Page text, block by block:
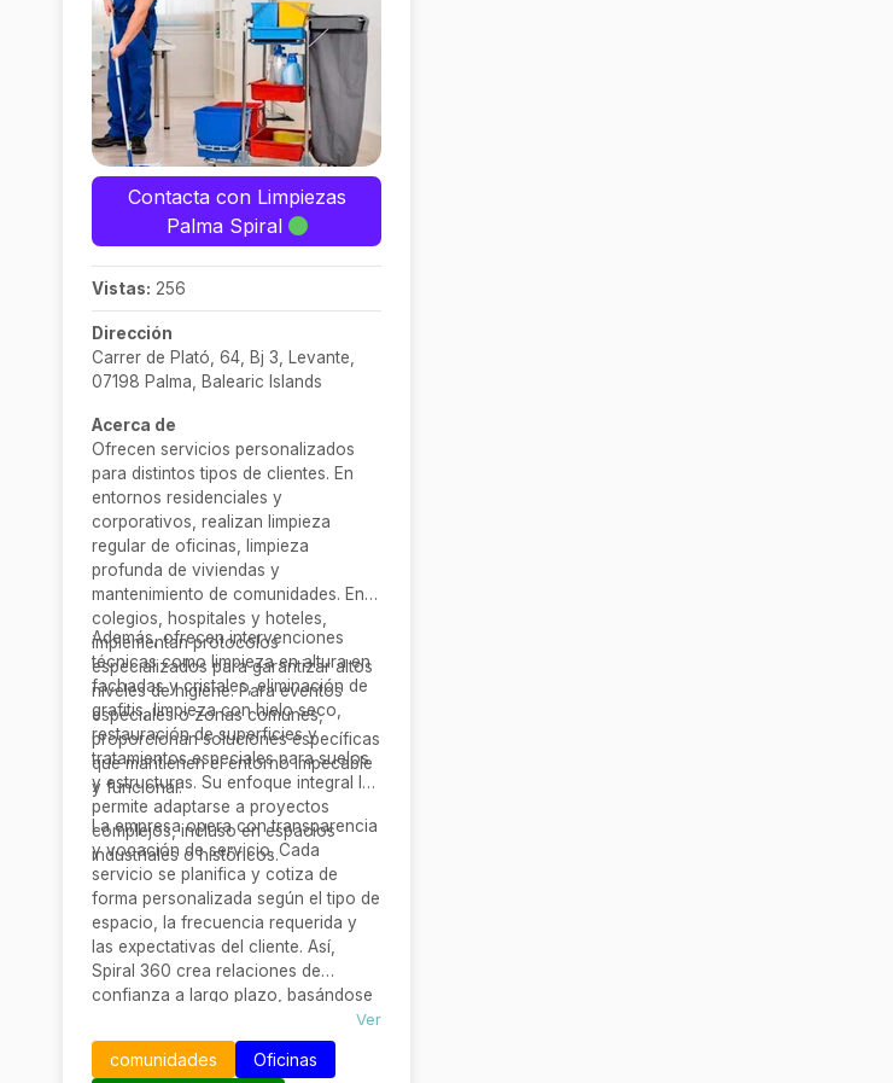
Contacta con Limpiezas
Palma Spiral
Vistas: 256
Dirección
Carrer de Plató, 64, Bj 3, Levante,
07198 Palma, Balearic Islands
Acerca de
Ofrecen servicios personalizados
para distintos tipos de clientes. En
entornos residenciales y
corporativos, realizan limpieza
regular de oficinas, limpieza
profunda de viviendas y
mantenimiento de comunidades. En
colegios, hospitales y hoteles,
implementan protocolos
especializados para garantizar altos
niveles de higiene. Para eventos
especiales o zonas comunes,
proporcionan soluciones específicas
que mantienen el entorno impecable
y funcional.
Además, ofrecen intervenciones
técnicas como limpieza en altura en
fachadas y cristales, eliminación de
grafitis, limpieza con hielo seco,
restauración de superficies y
tratamientos especiales para suelos
y estructuras. Su enfoque integral les
permite adaptarse a proyectos
complejos, incluso en espacios
industriales o históricos.
La empresa opera con transparencia
y vocación de servicio. Cada
servicio se planifica y cotiza de
forma personalizada según el tipo de
espacio, la frecuencia requerida y
las expectativas del cliente. Así,
Spiral 360 crea relaciones de
confianza a largo plazo, basándose
atención al detalle.
Ver
comunidades Oficinas